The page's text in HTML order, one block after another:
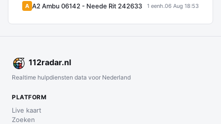
A A2 Ambu 06142 - Neede Rit 242633 1 eenh.06 Aug 18:53
112radar.nl
Realtime hulpdiensten data voor Nederland
PLATFORM
Live kaart
Zoeken